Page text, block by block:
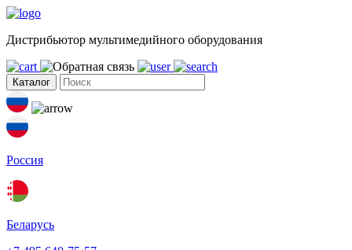
Дистрибьютор мультимедийного оборудования
Каталог
Россия
Беларусь